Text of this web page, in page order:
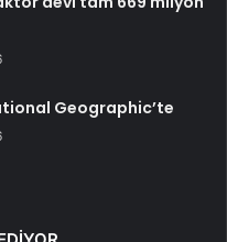
Geographic’te